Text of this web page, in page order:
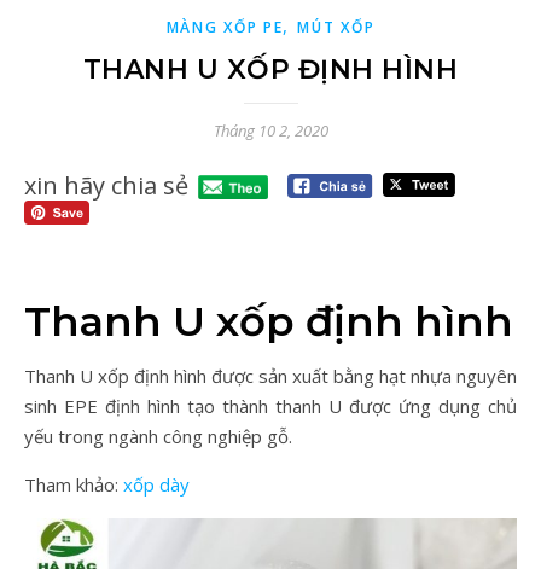
MÀNG XỐP PE,MÚT XỐP
THANH U XỐP ĐỊNH HÌNH
Tháng 10 2, 2020
xin hãy chia sẻ
Thanh U xốp định hình
Thanh U xốp định hình được sản xuất bằng hạt nhựa nguyên
sinh EPE định hình tạo thành thanh U được ứng dụng chủ
yếu trong ngành công nghiệp gỗ.
Tham khảo: xốp dày